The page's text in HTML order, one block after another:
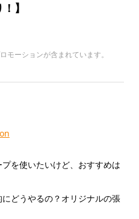
】
モーションが含まれています。
を使いたいけど、おすすめは
にどうやるの？オリジナルの張